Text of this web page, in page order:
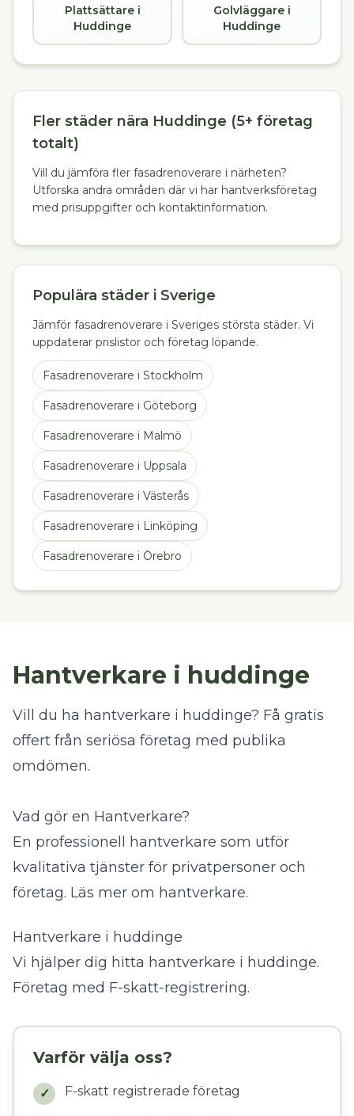
Plattsättare i
Huddinge
Golvläggare i
Huddinge
Fler städer nära Huddinge (5+ företag
totalt)
Vill du jämföra fler fasadrenoverare i närheten?
Utforska andra områden där vi har hantverksföretag
med prisuppgifter och kontaktinformation.
Populära städer i Sverige
Jämför fasadrenoverare i Sveriges största städer. Vi
uppdaterar prislistor och företag löpande.
Fasadrenoverare i Stockholm
Fasadrenoverare i Göteborg
Fasadrenoverare i Malmö
Fasadrenoverare i Uppsala
Fasadrenoverare i Västerås
Fasadrenoverare i Linköping
Fasadrenoverare i Örebro
Hantverkare i huddinge
Vill du ha hantverkare i huddinge? Få gratis
offert från seriösa företag med publika
omdömen.
Vad gör en Hantverkare?
En professionell hantverkare som utför
kvalitativa tjänster för privatpersoner och
företag. Läs mer om hantverkare.
Hantverkare i huddinge
Vi hjälper dig hitta hantverkare i huddinge.
Företag med F-skatt-registrering.
Varför välja oss?
✓ F-skatt registrerade företag